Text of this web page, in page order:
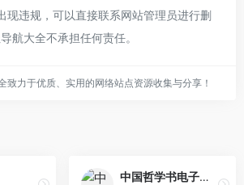
现违规，可以直接联系网站管理员进行删
航大全不承担任何责任。
致力于优质、实用的网络站点资源收集与分享！
中国哲学书电子化计划